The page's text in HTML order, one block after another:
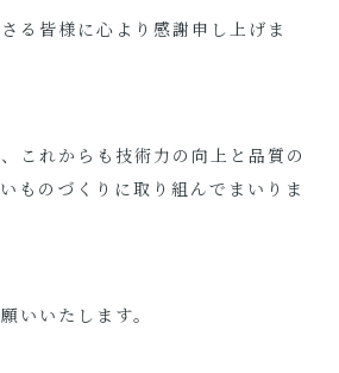
る皆様に心より感謝申し上げま
これからも技術力の向上と品質の
ものづくりに取り組んでまいりま
いいたします。